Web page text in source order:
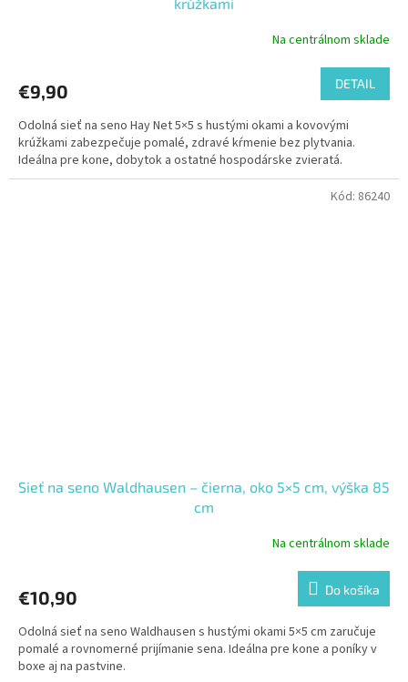
Na centrálnom sklade
€9,90 DETAIL
Odolná sieť na seno Hay Net 5×5 s hustými okami a kovovými
krúžkami zabezpečuje pomalé, zdravé kŕmenie bez plytvania.
Ideálna pre kone, dobytok a ostatné hospodárske zvieratá.
Sieť na seno Waldhausen – čierna, oko 5×5 cm, výška 85
cm
Na centrálnom sklade
€10,90 Do košíka
Odolná sieť na seno Waldhausen s hustými okami 5×5 cm zaručuje
pomalé a rovnomerné prijímanie sena. Ideálna pre kone a poníky v
boxe aj na pastvine.
Kód: 86240